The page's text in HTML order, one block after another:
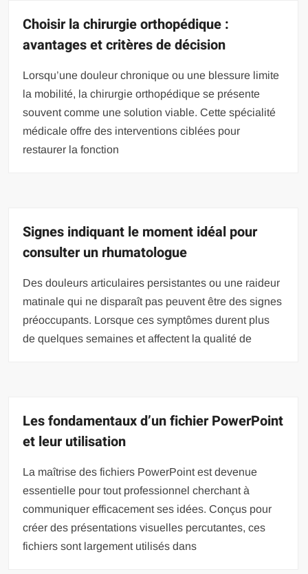
Choisir la chirurgie orthopédique :
avantages et critères de décision
Lorsqu’une douleur chronique ou une blessure limite
la mobilité, la chirurgie orthopédique se présente
souvent comme une solution viable. Cette spécialité
médicale offre des interventions ciblées pour
restaurer la fonction
Signes indiquant le moment idéal pour
consulter un rhumatologue
Des douleurs articulaires persistantes ou une raideur
matinale qui ne disparaît pas peuvent être des signes
préoccupants. Lorsque ces symptômes durent plus
de quelques semaines et affectent la qualité de
Les fondamentaux d’un fichier PowerPoint
et leur utilisation
La maîtrise des fichiers PowerPoint est devenue
essentielle pour tout professionnel cherchant à
communiquer efficacement ses idées. Conçus pour
créer des présentations visuelles percutantes, ces
fichiers sont largement utilisés dans